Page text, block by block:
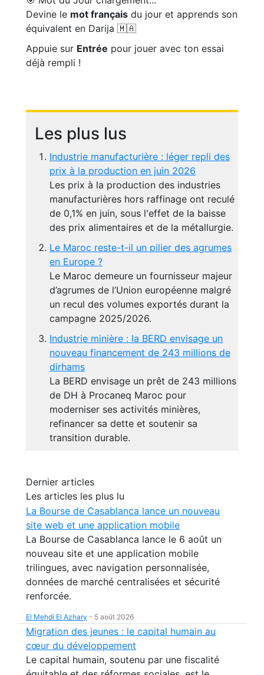
Devine le mot français du jour et apprends son
équivalent en Darija 🇲🇦
Appuie sur Entrée pour jouer avec ton essai
déjà rempli !
Les plus lus
Industrie manufacturière : léger repli des
prix à la production en juin 2026
Les prix à la production des industries
manufacturières hors raffinage ont reculé
de 0,1% en juin, sous l'effet de la baisse
des prix alimentaires et de la métallurgie.
Le Maroc reste-t-il un pilier des agrumes
en Europe ?
Le Maroc demeure un fournisseur majeur
d’agrumes de l’Union européenne malgré
un recul des volumes exportés durant la
campagne 2025/2026.
Industrie minière : la BERD envisage un
nouveau financement de 243 millions de
dirhams
La BERD envisage un prêt de 243 millions
de DH à Procaneq Maroc pour
moderniser ses activités minières,
refinancer sa dette et soutenir sa
transition durable.
Dernier articles
Les articles les plus lu
La Bourse de Casablanca lance un nouveau
site web et une application mobile
La Bourse de Casablanca lance le 6 août un
nouveau site et une application mobile
trilingues, avec navigation personnalisée,
données de marché centralisées et sécurité
renforcée.
El Mehdi El Azhary - 5 août 2026
Migration des jeunes : le capital humain au
cœur du développement
Le capital humain, soutenu par une fiscalité